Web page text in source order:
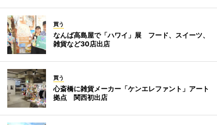
買う
なんば高島屋で「ハワイ」展 フード、スイーツ、
雑貨など30店出店
買う
心斎橋に雑貨メーカー「ケンエレファント」アート
拠点 関西初出店